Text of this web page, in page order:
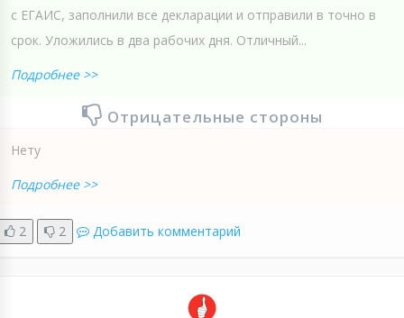
с ЕГАИС, заполнили все декларации и отправили в точно в
срок. Уложились в два рабочих дня. Отличный...
Подробнее >>
Отрицательные стороны
Нету
Подробнее >>
2 2 Добавить комментарий